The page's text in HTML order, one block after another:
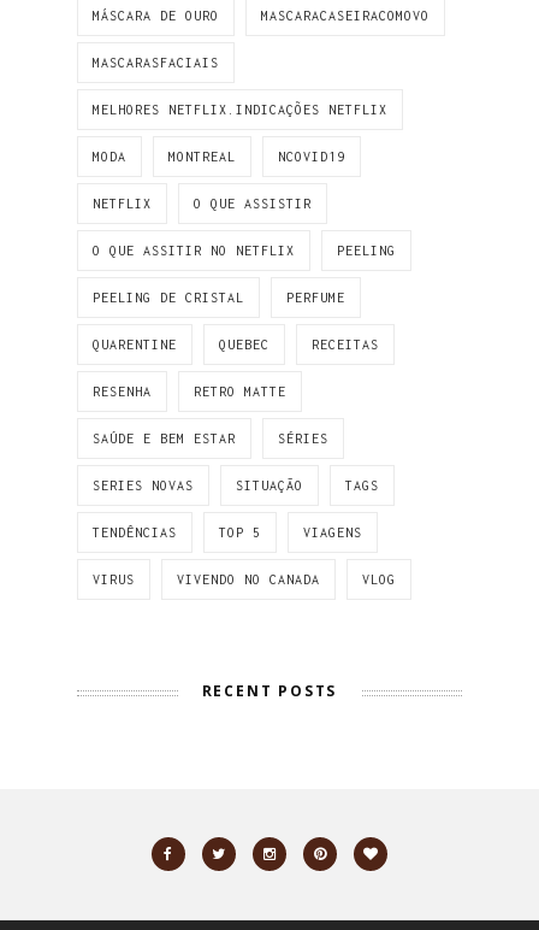
MÁSCARA DE OURO MASCARACASEIRACOMOVO
MASCARASFACIAIS
MELHORES NETFLIX.INDICAÇÕES NETFLIX
MODA MONTREAL NCOVID19
NETFLIX O QUE ASSISTIR
O QUE ASSITIR NO NETFLIX PEELING
PEELING DE CRISTAL PERFUME
QUARENTINE QUEBEC RECEITAS
RESENHA RETRO MATTE
SAÚDE E BEM ESTAR SÉRIES
SERIES NOVAS SITUAÇÃO TAGS
TENDÊNCIAS TOP 5 VIAGENS
VIRUS VIVENDO NO CANADA VLOG
RECENT POSTS